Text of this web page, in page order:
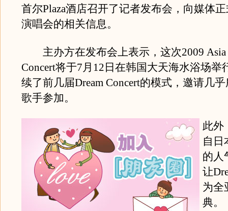
首尔Plaza酒店召开了记者发布会，向媒体
演唱会的相关信息。
主办方在发布会上表示，这次2009 Asia
Concert将于7月12日在韩国大天海水浴场举
续了前几届Dream Concert的模式，邀请几
歌手参加。
此外
自日
的人
让
为全
典。